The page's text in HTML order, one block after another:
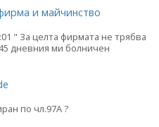
и майчинство
" За целта фирмата не трябва
дневния ми болничен
по чл.97А ?